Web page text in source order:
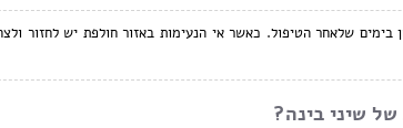
שלאחר הטיפול. כאשר אי הנעימות באזור חולפת יש לחזור
שיני בינה?